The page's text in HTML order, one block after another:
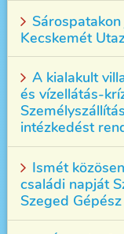
Kecskemét
A kialakult
és vízellátás-
intézkedést
Ismét
családi napját
Szeged